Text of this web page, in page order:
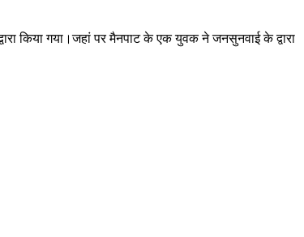
किया गया।जहां पर मैनपाट के एक युवक ने जनसुनवाई के द्वारा